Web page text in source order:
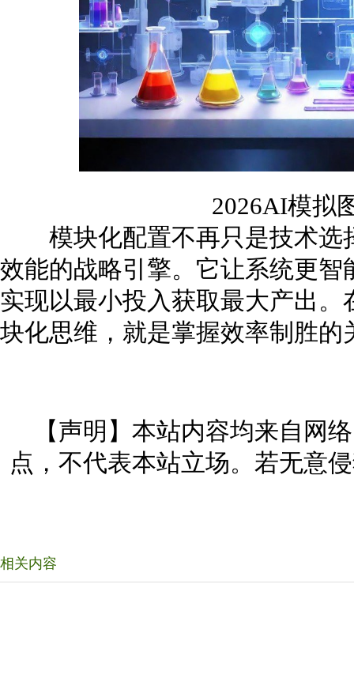
2026AI模拟
模块化配置不再只是技术选
效能的战略引擎。它让系统更
实现以最小投入获取最大产出
块化思维，就是掌握效率制胜的
【声明】本站内容均来自网
点，不代表本站立场。若无意
相关内容